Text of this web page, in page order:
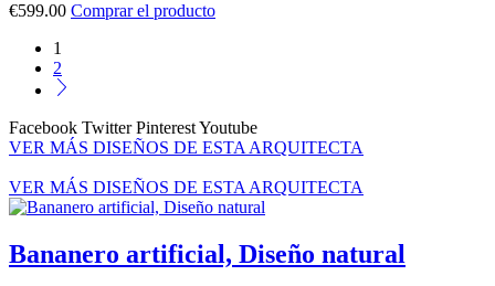
€599.00 Comprar el producto
1
2
Facebook Twitter PinterestYoutube
VER MÁS DISEÑOS DE ESTA ARQUITECTA
VER MÁS DISEÑOS DE ESTA ARQUITECTA
Bananero artificial, Diseño natural